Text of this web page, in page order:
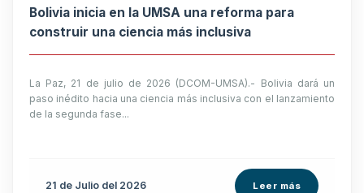
Bolivia inicia en la UMSA una reforma para
construir una ciencia más inclusiva
La Paz, 21 de julio de 2026 (DCOM-UMSA).- Bolivia dará un
paso inédito hacia una ciencia más inclusiva con el lanzamiento
de la segunda fase...
21 de Julio del 2026 Leer más